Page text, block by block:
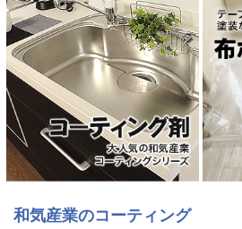
和気産業のコーティング